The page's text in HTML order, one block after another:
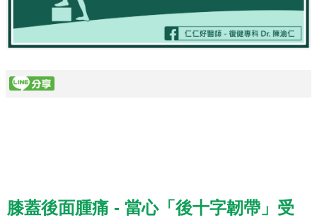
膝蓋後面腫痛 - 當心「後十字韌帶」受